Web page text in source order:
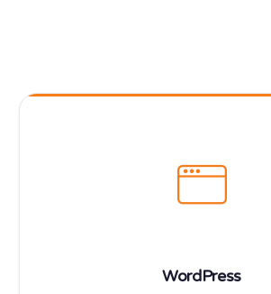
WordPress